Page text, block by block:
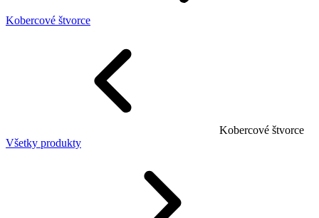
Kobercové štvorce
Kobercové štvorce
Všetky produkty